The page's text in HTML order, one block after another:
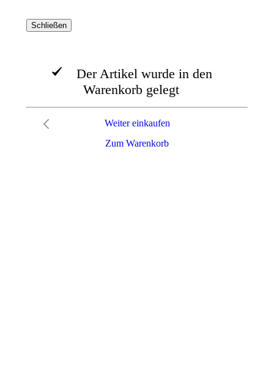
Schließen
Der Artikel wurde in den
Warenkorb gelegt
Zum Warenkorb
Weiter einkaufen